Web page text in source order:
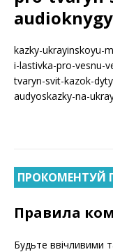
kazky-ukrayinskoyu-
i-lastivka-pro-vesnu-
tvaryn-svit-kazok-
audyoskazky-na-
ПРОКОМЕНТУЙ
Правила
Будьте ввічливими